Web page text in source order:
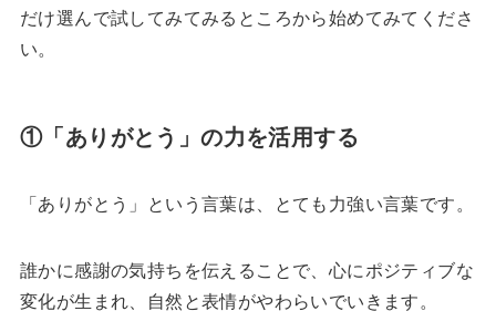
だけ選んで試してみてみるところから始めてみてくださ
い。
①「ありがとう」の力を活用する
「ありがとう」という言葉は、とても力強い言葉です。
誰かに感謝の気持ちを伝えることで、心にポジティブな
変化が生まれ、自然と表情がやわらいでいきます。